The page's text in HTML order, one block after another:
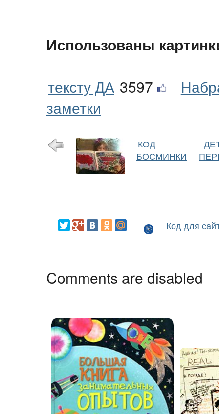
Использованы
тексту ДА 3597
заметки
КОД
БОСМИНКИ
Код для
Comments are disabled